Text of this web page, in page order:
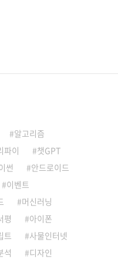
알고리즘
파이
챗GPT
썬
안드로이드
이벤트
머신러닝
평
아이폰
트
사물인터넷
석 디자인